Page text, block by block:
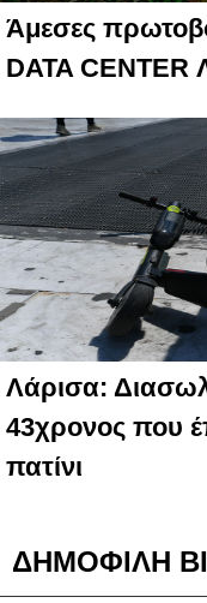
Άμεσες
DATA CENTER
Λάρισα:
43χρονος που
πατίνι
ΔΗΜΟΦΙΛΗ